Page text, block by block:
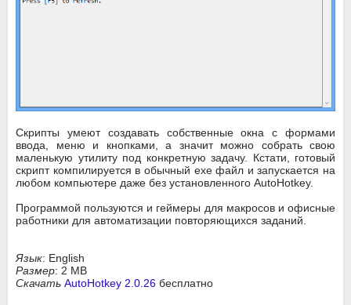
Скрипты умеют создавать собственные окна с формами
ввода, меню и кнопками, а значит можно собрать свою
маленькую утилиту под конкретную задачу. Кстати, готовый
скрипт компилируется в обычный exe файл и запускается на
любом компьютере даже без установленного AutoHotkey.
Программой пользуются и геймеры для макросов и офисные
работники для автоматизации повторяющихся заданий.
Язык: English
Размер: 2 MB
Скачать AutoHotkey 2.0.26 бесплатно